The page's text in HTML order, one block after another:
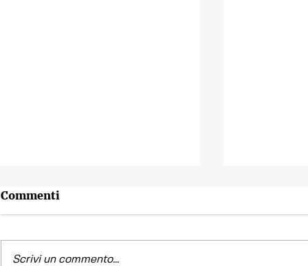
Commenti
Scrivi un commento...